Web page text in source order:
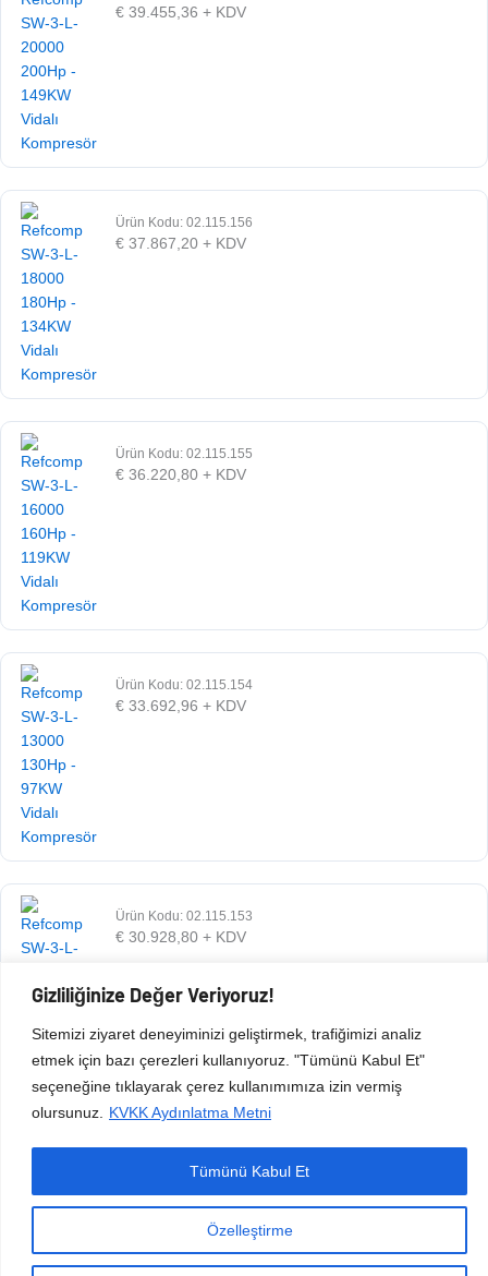
Gizliliğinize Değer Veriyoruz!
Sitemizi ziyaret deneyiminizi geliştirmek, trafiğimizi analiz
etmek için bazı çerezleri kullanıyoruz. "Tümünü Kabul Et"
seçeneğine tıklayarak çerez kullanımımıza izin vermiş
olursunuz.
KVKK Aydınlatma Metni
Özelleştirme
Tümünü Kabul Et
€ 39.455,36 + KDV
Ürün Kodu: 02.115.156
€ 37.867,20 + KDV
Ürün Kodu: 02.115.155
€ 36.220,80 + KDV
Ürün Kodu: 02.115.154
€ 33.692,96 + KDV
Ürün Kodu: 02.115.153
€ 30.928,80 + KDV
Copyright © 2026 Esen Isıtma Soğutma İnşaat Ltd Şti | Tüm Hakları Saklıdır.